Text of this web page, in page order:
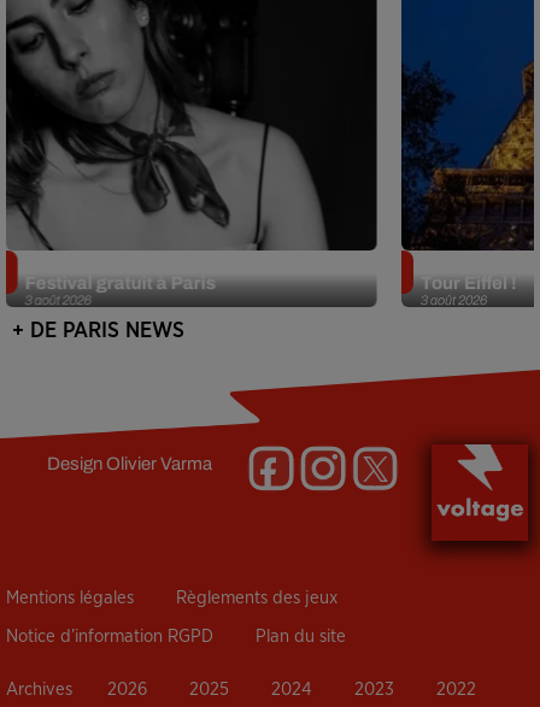
3 août 2026
Festival gratuit à Paris
3 août 2026
Tour Eiffel !
+ DE PARIS NEWS
DesignOlivier Varma
Mentions légales Règlements des jeux
Notice d’information RGPD Plan du site
Archives 2026 2025 2024 2023 2022